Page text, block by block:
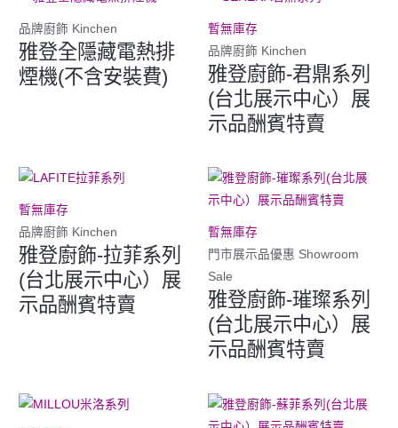
品牌廚飾 Kinchen
雅登全隱藏電熱排
煙機(不含安裝費)
暫無庫存
品牌廚飾 Kinchen
雅登廚飾-君鼎系列
(台北展示中心）展
示品酬賓特賣
暫無庫存
品牌廚飾 Kinchen
雅登廚飾-拉菲系列
(台北展示中心）展
示品酬賓特賣
暫無庫存
門市展示品優惠 Showroom
Sale
雅登廚飾-璀璨系列
(台北展示中心）展
示品酬賓特賣